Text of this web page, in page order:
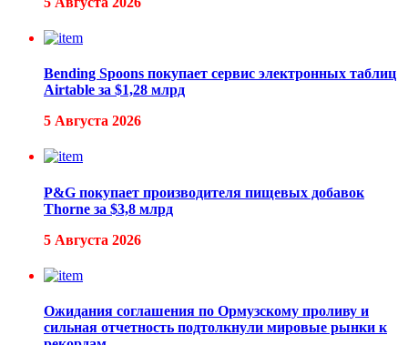
Bending Spoons покупает сервис электронных таблиц
Airtable за $1,28 млрд
5 Августа 2026
P&G покупает производителя пищевых добавок
Thorne за $3,8 млрд
5 Августа 2026
Ожидания соглашения по Ормузскому проливу и
сильная отчетность подтолкнули мировые рынки к